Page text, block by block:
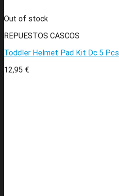
Out of stock
REPUESTOS CASCOS
Toddler Helmet Pad Kit Dc 5 Pcs
12,95 €